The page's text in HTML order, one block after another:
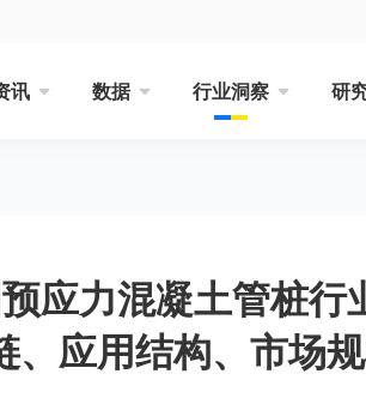
讯 数据 行业洞察 研
应力混凝土管桩行
、应用结构、市场规